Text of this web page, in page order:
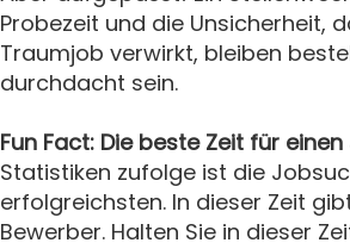
Probezeit und die Unsicherheit,
Traumjob verwirkt, bleiben
durchdacht sein.
Fun Fact: Die beste Zeit für
Statistiken zufolge ist die
erfolgreichsten. In dieser Zeit
Bewerber. Halten Sie in dieser